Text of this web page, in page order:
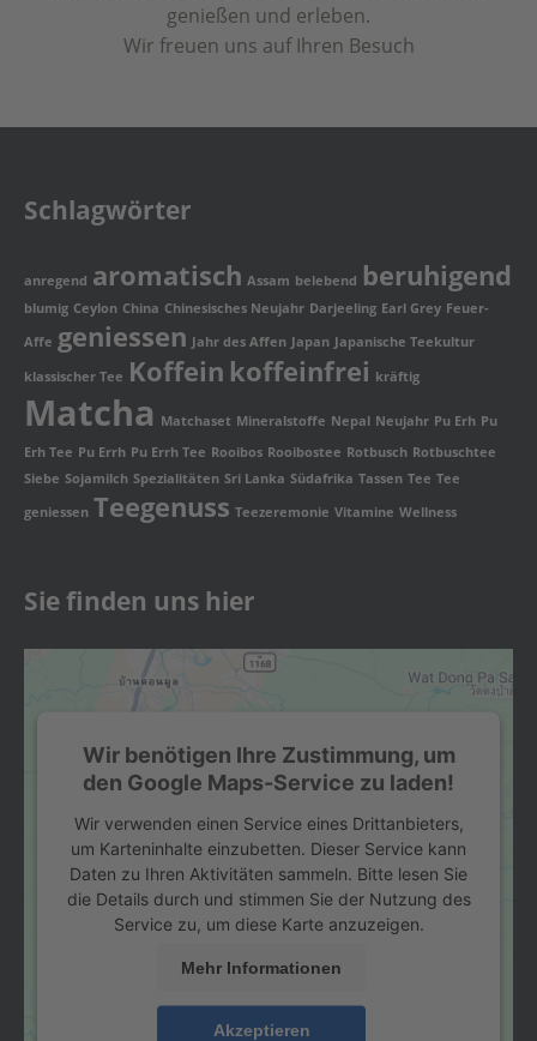
genießen und erleben.
Wir freuen uns auf Ihren Besuch
Schlagwörter
anregend aromatisch Assam belebend beruhigend
blumig Ceylon China Chinesisches Neujahr Darjeeling Earl Grey Feuer-
Affe geniessen Jahr des Affen Japan Japanische Teekultur
klassischer Tee Koffein koffeinfrei kräftig
Matcha Matchaset Mineralstoffe Nepal Neujahr Pu Erh Pu
Erh Tee Pu Errh Pu Errh Tee Rooibos Rooibostee Rotbusch Rotbuschtee
Siebe Sojamilch Spezialitäten Sri Lanka Südafrika Tassen Tee Tee
geniessen Teegenuss Teezeremonie Vitamine Wellness
Sie finden uns hier
Wir benötigen Ihre Zustimmung, um
den Google Maps-Service zu laden!
Wir verwenden einen Service eines Drittanbieters,
um Karteninhalte einzubetten. Dieser Service kann
Daten zu Ihren Aktivitäten sammeln. Bitte lesen Sie
die Details durch und stimmen Sie der Nutzung des
Service zu, um diese Karte anzuzeigen.
Mehr Informationen
Akzeptieren